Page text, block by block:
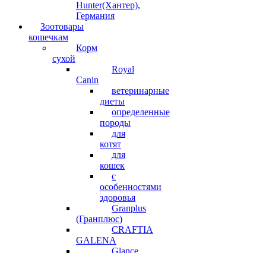
Hunter(Хантер),
Германия
Зоотовары
кошечкам
Корм
сухой
Royal
Canin
ветеринарные
диеты
определенные
породы
для
котят
для
кошек
с
особенностями
здоровья
Granplus
(Гранплюс)
CRAFTIA
GALENA
Glance